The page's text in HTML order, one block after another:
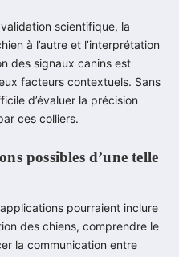
scientifique, la
à l’autre et l’interprétation
des signaux canins est
facteurs contextuels. Sans
d’évaluer la précision
ces colliers.
possibles d’une telle
pourraient inclure
des chiens, comprendre le
la communication entre